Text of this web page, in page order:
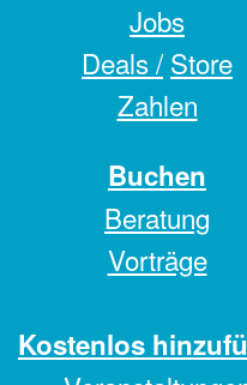
Jobs
Deals / Store
Zahlen
Buchen
Beratung
Vorträge
Kostenlos